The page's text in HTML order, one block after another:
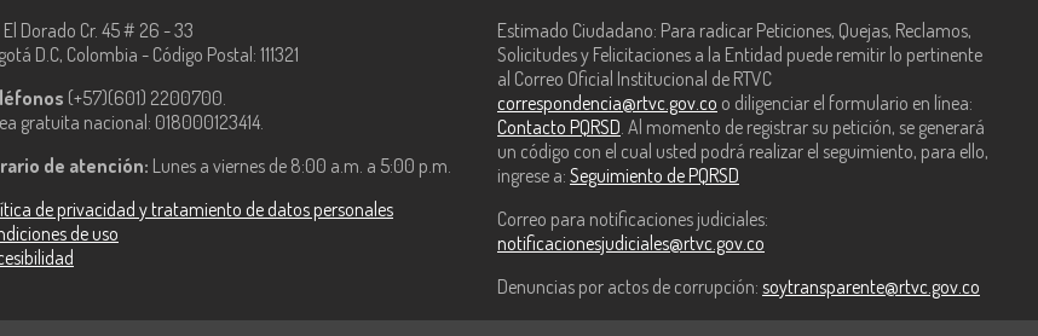
El Dorado Cr. 45 # 26 - 33
D.C, Colombia - Código Postal: 111321
(+57)(601) 2200700.
gratuita nacional: 018000123414.
de atención: Lunes a viernes de 8:00 a.m. a 5:00 p.m.
de privacidad y tratamiento de datos personales
de uso
Estimado Ciudadano: Para radicar Peticiones, Quejas, Reclamos,
Solicitudes y Felicitaciones a la Entidad puede remitir lo pertinente
al Correo Oficial Institucional de RTVC
correspondencia@rtvc.gov.co o diligenciar el formulario en línea:
Contacto PQRSD . Al momento de registrar su petición, se generará
un código con el cual usted podrá realizar el seguimiento, para ello,
ingrese a: Seguimiento de PQRSD
Correo para notificaciones judiciales:
notificacionesjudiciales@rtvc.gov.co
Denuncias por actos de corrupción: soytransparente@rtvc.gov.co